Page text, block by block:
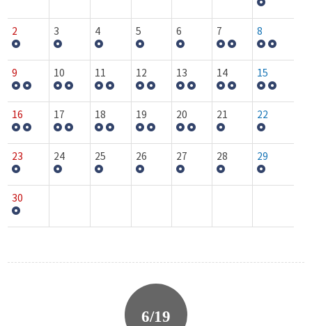
2 3 4 5 6 7 8
9 10 11 12 13 14 15
16 17 18 19 20 21 22
23 24 25 26 27 28 29
30
6/19